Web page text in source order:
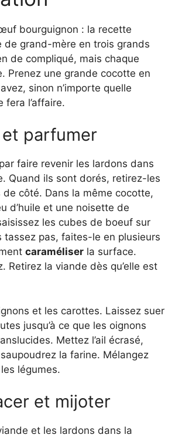
bourguignon : la recette
de grand-mère en trois grands
de compliqué, mais chaque
Prenez une grande cocotte en
sinon n’importe quelle
fera l’affaire.
et parfumer
faire revenir les lardons dans
Quand ils sont dorés, retirez-les
côté. Dans la même cocotte,
d’huile et une noisette de
les cubes de boeuf sur
tassez pas, faites-le en plusieurs
caraméliser la surface.
Retirez la viande dès qu’elle est
et les carottes. Laissez suer
jusqu’à ce que les oignons
Mettez l’ail écrasé,
la farine. Mélangez
légumes.
et mijoter
et les lardons dans la